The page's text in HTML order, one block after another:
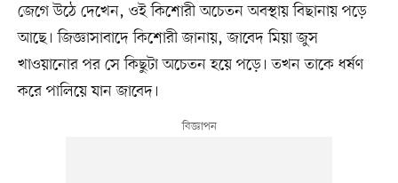
জেগে উঠে দেখেন, ওই কিশোরী অচেতন অবস্থায় বিছানায় পড়ে
আছে। জিজ্ঞাসাবাদে কিশোরী জানায়, জাবেদ মিয়া জুস
খাওয়ানোর পর সে কিছুটা অচেতন হয়ে পড়ে। তখন তাকে ধর্ষণ
করে পালিয়ে যান জাবেদ।